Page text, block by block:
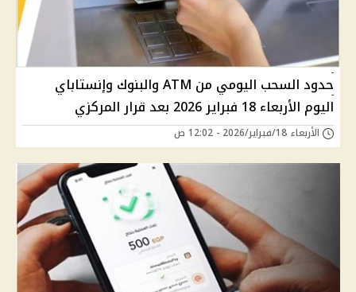
حدود السحب اليومي من ATM والبنوك وإنستاباي
اليوم الأربعاء 18 فبراير 2026 بعد قرار المركزي
الأربعاء 18/فبراير/2026 - 12:02 ص